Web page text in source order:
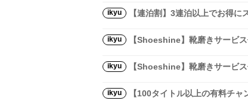
ikyu 【連泊割】3連泊以上でお得に
ikyu 【Shoeshine】靴磨きサービ
ikyu 【Shoeshine】靴磨きサービ
ikyu 【100タイトル以上の有料チ